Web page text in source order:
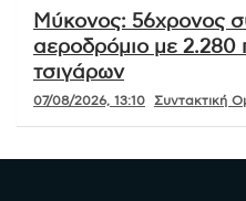
Μύκονος: 56χρονος
αεροδρόμιο με 2.280
τσιγάρων
07/08/2026, 13:10 Συντακτική